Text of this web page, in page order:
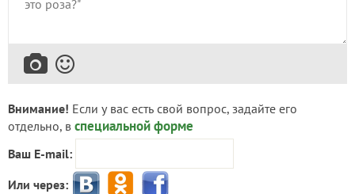
Внимание! Если у вас есть свой вопрос, задайте его
отдельно, в специальной форме
Ваш E-mail:
Или через: